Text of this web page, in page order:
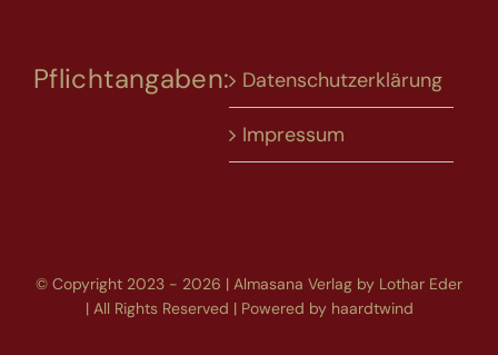
Pflichtangaben: Datenschutzerklärung
Impressum
© Copyright 2023 - 2026 | Almasana Verlag by Lothar Eder
| All Rights Reserved | Powered by haardtwind